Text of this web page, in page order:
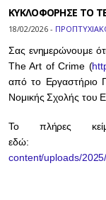
ΚΥΚΛΟΦΟΡΗΣΕ ΤΟ
18/02/2026 -
Σας ενημερώνουμε
The Art of Crime (
από το Εργαστήριο
Νομικής Σχολής του
Το πλήρες
content/uploads/